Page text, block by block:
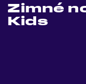
Zimné
Kids